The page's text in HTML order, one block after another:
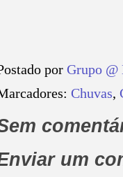
por Grupo @
Chuvas,
um